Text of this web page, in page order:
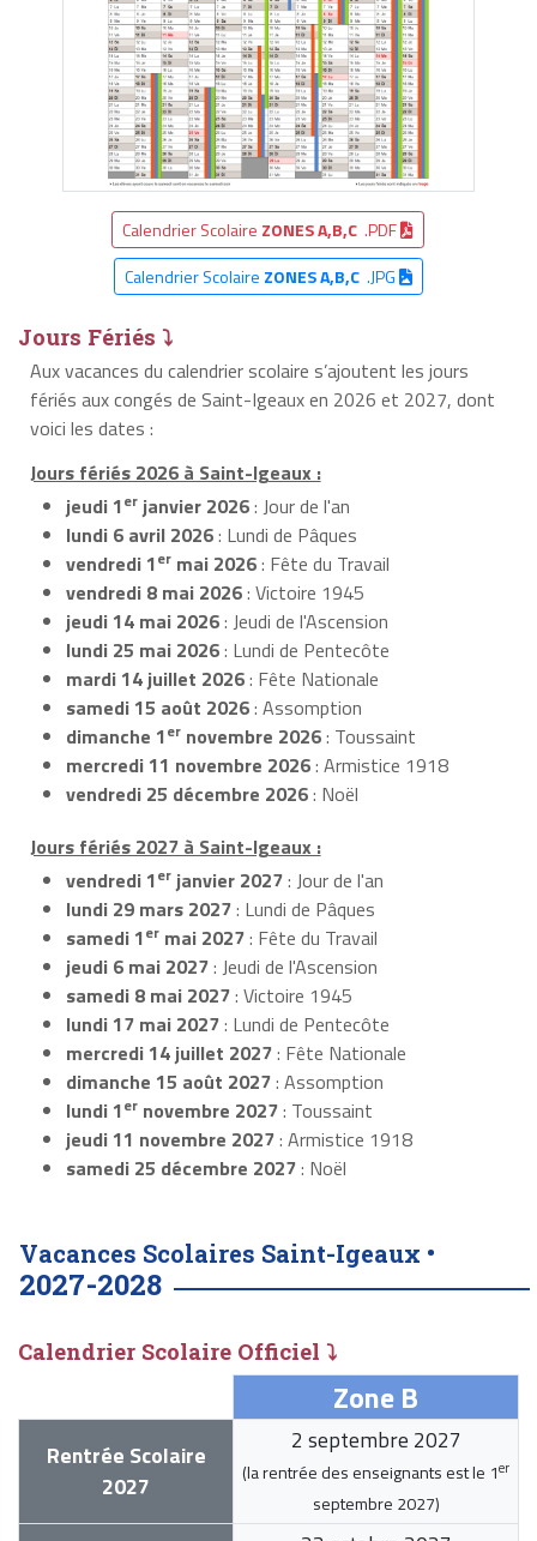
Calendrier Scolaire ZONES A,B,C .PDF
Calendrier Scolaire ZONES A,B,C.JPG
Jours Fériés ⤵
Aux vacances du calendrier scolaire s’ajoutent les jours
fériés aux congés de Saint-Igeaux en 2026 et 2027, dont
voici les dates :
Jours fériés 2026 à Saint-Igeaux :
jeudi 1er janvier 2026: Jour de l'an
lundi 6 avril 2026: Lundi de Pâques
vendredi 1er mai 2026: Fête du Travail
vendredi 8 mai 2026: Victoire 1945
jeudi 14 mai 2026: Jeudi de l'Ascension
lundi 25 mai 2026: Lundi de Pentecôte
mardi 14 juillet 2026: Fête Nationale
samedi 15 août 2026: Assomption
dimanche 1er novembre 2026: Toussaint
mercredi 11 novembre 2026: Armistice 1918
vendredi 25 décembre 2026: Noël
Jours fériés 2027 à Saint-Igeaux :
vendredi 1er janvier 2027: Jour de l'an
lundi 29 mars 2027: Lundi de Pâques
samedi 1er mai 2027: Fête du Travail
jeudi 6 mai 2027: Jeudi de l'Ascension
samedi 8 mai 2027: Victoire 1945
lundi 17 mai 2027: Lundi de Pentecôte
mercredi 14 juillet 2027: Fête Nationale
dimanche 15 août 2027: Assomption
lundi 1er novembre 2027: Toussaint
jeudi 11 novembre 2027: Armistice 1918
samedi 25 décembre 2027: Noël
Vacances Scolaires Saint-Igeaux •
2027-2028
Calendrier Scolaire Officiel ⤵
Zone B
Rentrée Scolaire
2027
2 septembre 2027
(la rentrée des enseignants est le 1er
septembre 2027)